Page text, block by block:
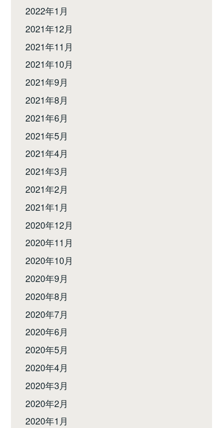
2022年1月
2021年12月
2021年11月
2021年10月
2021年9月
2021年8月
2021年6月
2021年5月
2021年4月
2021年3月
2021年2月
2021年1月
2020年12月
2020年11月
2020年10月
2020年9月
2020年8月
2020年7月
2020年6月
2020年5月
2020年4月
2020年3月
2020年2月
2020年1月